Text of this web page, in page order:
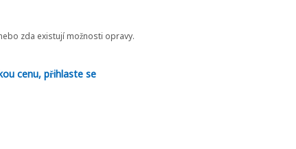
zda existují možnosti opravy.
cenu, přihlaste se